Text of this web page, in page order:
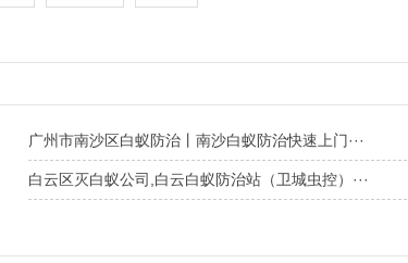
广州市南沙区白蚁防治丨南沙白蚁防治快速上门···
白云区灭白蚁公司,白云白蚁防治站（卫城虫控）···